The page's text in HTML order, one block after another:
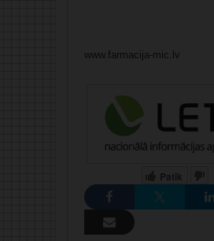
www.farmacija-mic.lv
Patīk